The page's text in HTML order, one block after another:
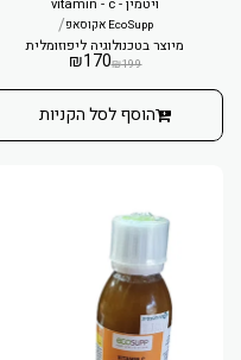
EcoSupp אקוסאפ /
מיוצר בטכנולוגיה ליפוזומלית
₪199
₪170
הוסף לסל הקניות